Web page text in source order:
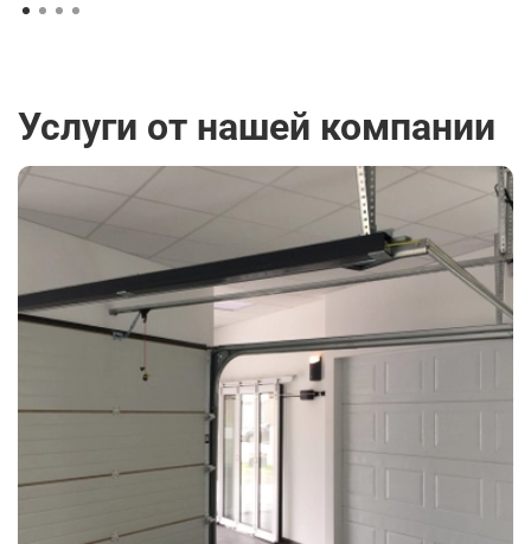
Услуги от нашей компании